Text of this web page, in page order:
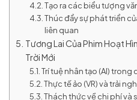
Tạo ra các biểu tượng
Thúc đẩy sự phát triển
liên quan
Tương Lai Của Phim Hoạt
Trời Mới
Trí tuệ nhân tạo (AI) trong
Thực tế ảo (VR) và trải
Thách thức về chi phí và